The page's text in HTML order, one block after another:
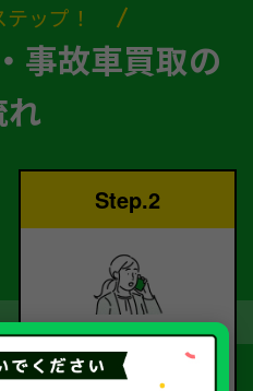
ップ！
事故車買取の
Step.2
査定
査定のプロが